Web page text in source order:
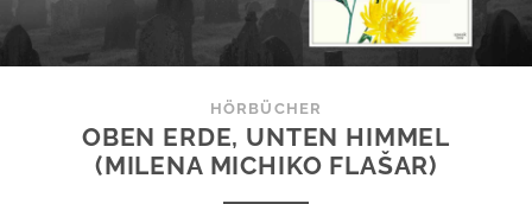
HÖRBÜCHER
OBEN ERDE, UNTEN HIMMEL
(MILENA MICHIKO FLAŠAR)